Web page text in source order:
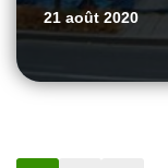
21 août 2020